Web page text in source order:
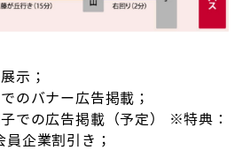
示；
のバナー広告掲載；
での広告掲載（予定） ※特典：
企業割引き；